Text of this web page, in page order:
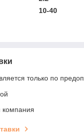
10-40
только по
компания